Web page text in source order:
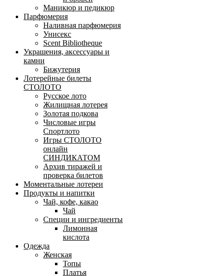
Маникюр и педикюр
Парфюмерия
Наливная парфюмерия
Унисекс
Scent Bibliotheque
Украшения, аксессуары и
камни
Бижутерия
Лотерейные билеты
СТОЛОТО
Русское лото
Жилищная лотерея
Золотая подкова
Числовые игры
Спортлото
Игры СТОЛОТО
онлайн
СИНДИКАТОМ
Архив тиражей и
проверка билетов
Моментальные лотереи
Продукты и напитки
Чай, кофе, какао
Чай
Специи и ингредиенты
Лимонная
кислота
Одежда
Женская
Топы
Платья